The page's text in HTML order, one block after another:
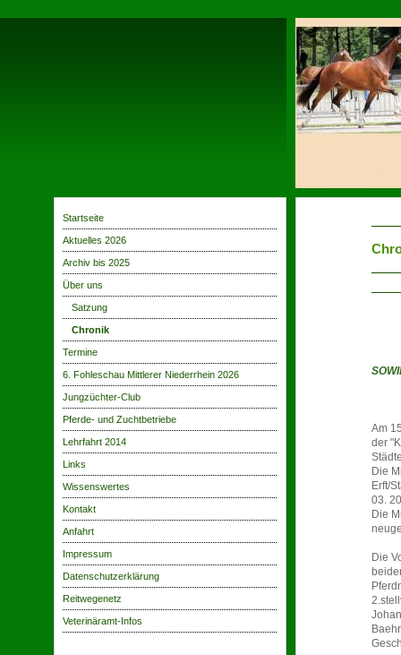
Startseite
Aktuelles 2026
Archiv bis 2025
Über uns
Satzung
Chronik
Termine
6. Fohleschau Mittlerer Niederrhein 2026
Jungzüchter-Club
Pferde- und Zuchtbetriebe
Lehrfahrt 2014
Links
Wissenswertes
Kontakt
Anfahrt
Impressum
Datenschutzerklärung
Reitwegenetz
Veterinäramt-Infos
Am
der
Die
Erft/
03.
Die
Die